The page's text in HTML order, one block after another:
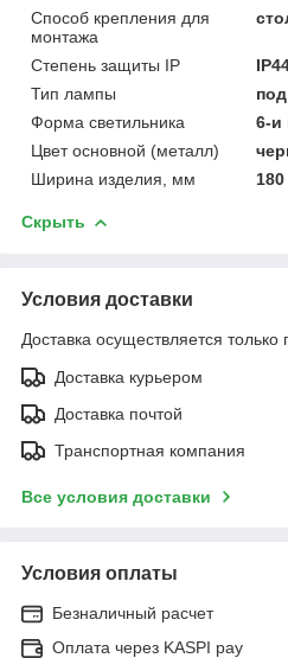
Способ крепления для
монтажа
Степень защиты IP
Тип лампы
Форма светильника
6-и
Цвет основной (металл)
Ширина изделия, мм
180
Скрыть
Условия доставки
Доставка осуществляется только
Доставка курьером
Доставка почтой
Транспортная компания
Все условия доставки
Условия оплаты
Безналичный расчет
Оплата через KASPI pay